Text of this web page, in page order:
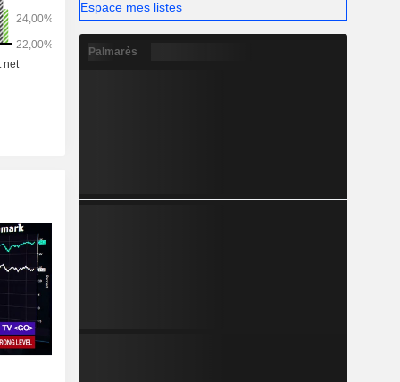
Espace mes listes
Palmarès